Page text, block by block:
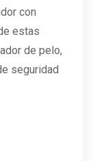
con
estas
de pelo,
seguridad